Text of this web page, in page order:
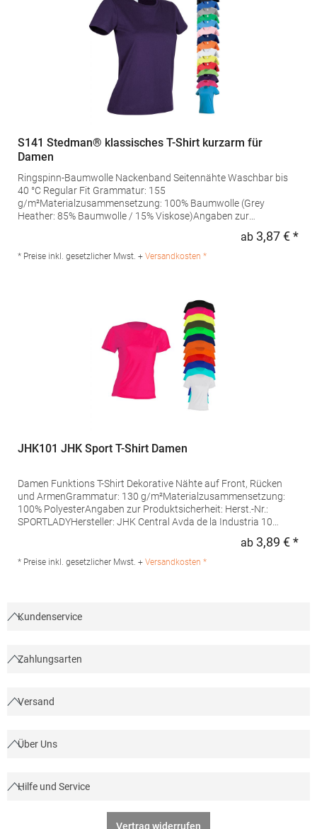
S141 Stedman® klassisches T-Shirt kurzarm für
Damen
Ringspinn-Baumwolle Nackenband Seitennähte Waschbar bis
40 °C Regular Fit Grammatur: 155
g/m²Materialzusammensetzung: 100% Baumwolle (Grey
Heather: 85% Baumwolle / 15% Viskose)Angaben zur
info@stedman.eu
ab 3,87 € *
* Preise inkl. gesetzlicher Mwst. + Versandkosten *
JHK101 JHK Sport T-Shirt Damen
Damen Funktions T-Shirt Dekorative Nähte auf Front, Rücken
und ArmenGrammatur: 130 g/m²Materialzusammensetzung:
100% PolyesterAngaben zur Produktsicherheit: Herst.-Nr.:
SPORTLADYHersteller: JHK Central Avda de la Industria 10
ab 3,89 € *
* Preise inkl. gesetzlicher Mwst. + Versandkosten *
Kundenservice
Zahlungsarten
Versand
Über Uns
Hilfe und Service
Vertrag widerrufen